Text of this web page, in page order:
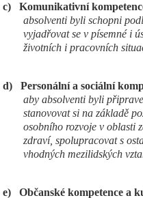
c) Komunikativní
absolventi byli schopni
vyjadřovat se v písemné i
životních i pracovních
d) Personální a sociální
aby absolventi byli
stanovovat si na základě
osobního rozvoje v oblasti
zdraví, spolupracovat s
vhodných mezilidských
e) Občanské kompetence a